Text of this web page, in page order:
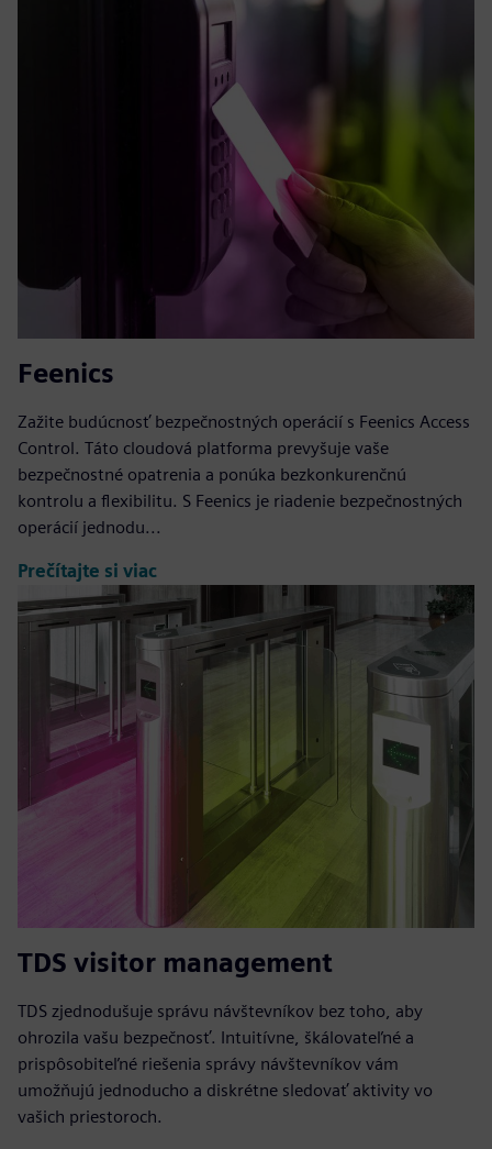
Feenics
Zažite budúcnosť bezpečnostných operácií s Feenics Access
Control. Táto cloudová platforma prevyšuje vaše
bezpečnostné opatrenia a ponúka bezkonkurenčnú
kontrolu a flexibilitu. S Feenics je riadenie bezpečnostných
operácií jednodu...
Prečítajte si viac
TDS visitor management
TDS zjednodušuje správu návštevníkov bez toho, aby
ohrozila vašu bezpečnosť. Intuitívne, škálovateľné a
prispôsobiteľné riešenia správy návštevníkov vám
umožňujú jednoducho a diskrétne sledovať aktivity vo
vašich priestoroch.